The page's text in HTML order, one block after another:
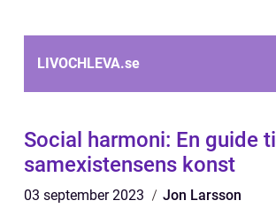
LIVOCHLEVA.se
Social harmoni: En guide till
samexistensens konst
03 september 2023 Jon Larsson